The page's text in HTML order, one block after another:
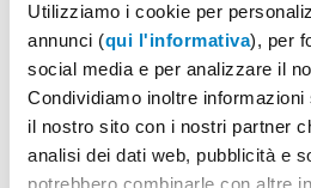
Utilizziamo i cookie per
annunci (qui l'informativa), per
social media e per analizzare il
Condividiamo inoltre
il nostro sito con i nostri partner
analisi dei dati web, pubblicità e
potrebbero combinarle con altre